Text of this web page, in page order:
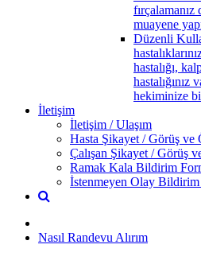
muayene
Düzenli
hastalığı,
hastalığınız
hekiminize
İletişim
İletişim / Ulaşım
Hasta Şikayet / Görüş ve
Çalışan Şikayet / Görüş
Ramak Kala Bildirim
İstenmeyen Olay
Nasıl Randevu Alırım